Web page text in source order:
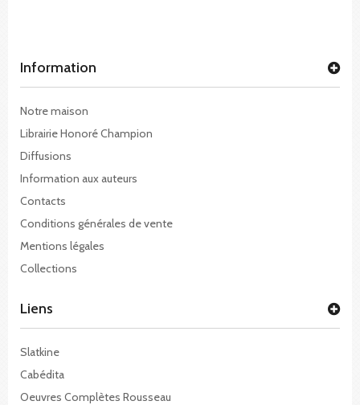
Information
Notre maison
Librairie Honoré Champion
Diffusions
Information aux auteurs
Contacts
Conditions générales de vente
Mentions légales
Collections
Liens
Slatkine
Cabédita
Oeuvres Complètes Rousseau